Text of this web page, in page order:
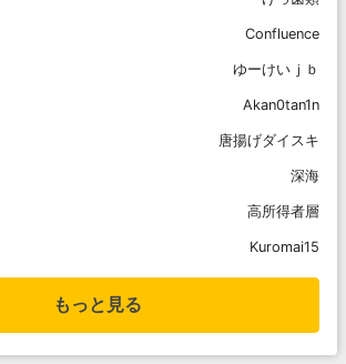
Confluence
ゆーけいｊｂ
Akan0tan1n
唐揚げダイスキ
深海
高所得者層
Kuromai15
もっと見る